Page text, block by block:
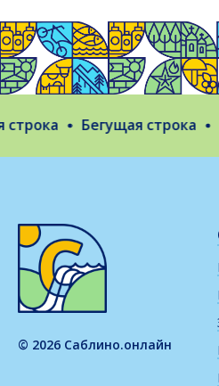
Бегущая строка
© 2026 Саблино.онлайн